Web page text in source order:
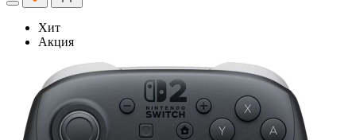
Хит
Акция